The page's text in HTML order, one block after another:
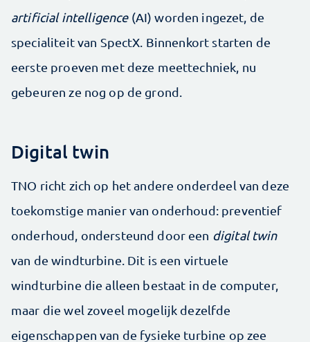
artificial intelligence(AI) worden ingezet, de
specialiteit van SpectX. Binnenkort starten de
eerste proeven met deze meettechniek, nu
gebeuren ze nog op de grond.
Digital twin
TNO richt zich op het andere onderdeel van deze
toekomstige manier van onderhoud: preventief
onderhoud, ondersteund door een digital twin
van de windturbine. Dit is een virtuele
windturbine die alleen bestaat in de computer,
maar die wel zoveel mogelijk dezelfde
eigenschappen van de fysieke turbine op zee